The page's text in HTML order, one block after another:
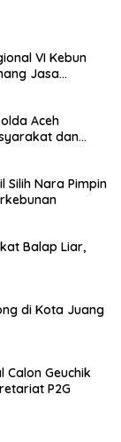
VI Kebun
Jasa
Aceh
dan
Silih Nara Pimpin
Balap Liar,
di Kota Juang
Geuchik
P2G